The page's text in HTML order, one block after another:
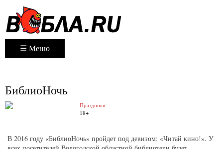
☰ Меню
БиблиоНочь
Праздники
18+
В 2016 году «БиблиоНочь» пройдет под девизом: «Читай кино!». У